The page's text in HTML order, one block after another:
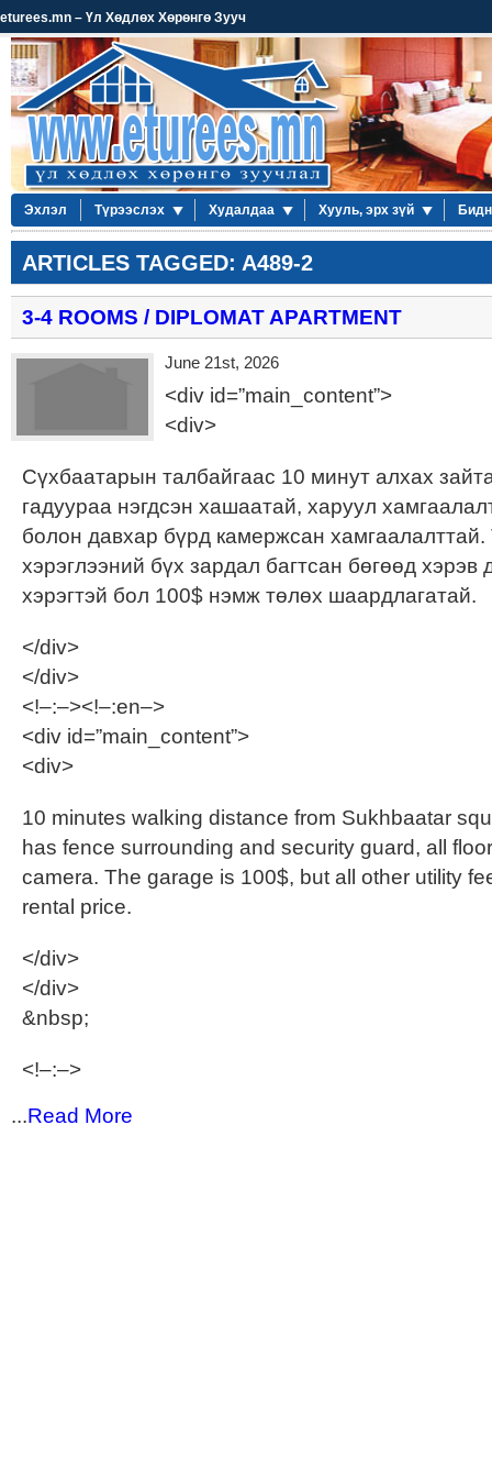
eturees.mn – Үл Хөдлөх Хөрөнгө Зууч
Эхлэл Түрээслэх Худалдаа Хууль, эрх зүй
ARTICLES TAGGED: A489-2
3-4 ROOMS / DIPLOMAT APARTMENT
June 21st, 2026
<div id=”main_content”>
<div>
Сүхбаатарын талбайгаас 10 минут алхах
гадуураа нэгдсэн хашаатай, харуул
болон давхар бүрд камержсан
хэрэглээний бүх зардал багтсан бөгөөд хэрэв
хэрэгтэй бол 100$ нэмж төлөх шаардлагатай.
</div>
</div>
<!–:–><!–:en–>
<div id=”main_content”>
<div>
10 minutes walking distance from Sukhbaatar
has fence surrounding and security guard, all
camera. The garage is 100$, but all other utility
rental price.
</div>
</div>
&nbsp;
<!–:–>
...Read More